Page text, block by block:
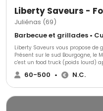
Juliénas (69)
Liberty Saveurs vous propose de
Présent sur le sud Bourgogne, le
c'est un food truck (poids lourd)
rôtissoire (poulets, rôtis), friterie,
proposition food truck, Liberty
60-500 • N.C.